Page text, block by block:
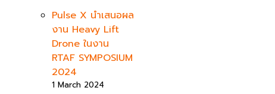
Pulse X นำเสนอผล
งาน Heavy Lift
Drone ในงาน
RTAF SYMPOSIUM
2024
1 March 2024